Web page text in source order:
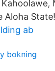
Aloha State!
ab
bokning